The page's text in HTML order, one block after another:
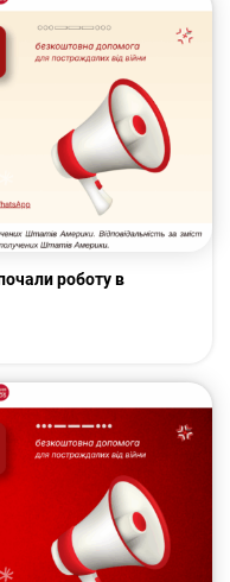
роботу в